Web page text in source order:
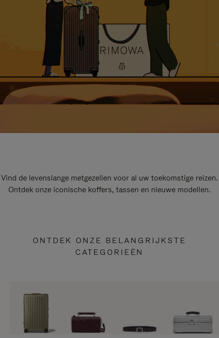
Vind de levenslange metgezellen voor al uw toekomstige reizen.
Ontdek onze iconische koffers, tassen en nieuwe modellen.
ONTDEK ONZE BELANGRIJKSTE
CATEGORIEËN